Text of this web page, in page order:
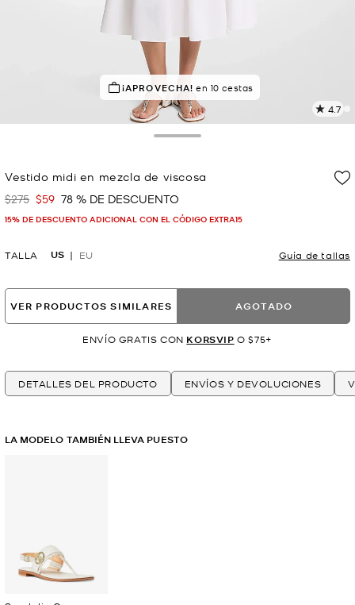
¡SOLICITADOS!7 vendidos
¡APROVECHA! en 10 cestas
4.7
Vestido midi en mezcla de viscosa
Era
$275 Ahora
$59 78 % DE DESCUENTO
15% DE DESCUENTO ADICIONAL CON EL CÓDIGO EXTRA15
TALLA US EU Guía de tallas
VER PRODUCTOS SIMILARES AGOTADO
ENVÍO GRATIS CON KORSVIP O $75+
DETALLES DEL PRODUCTO ENVÍOS Y DEVOLUCIONES
LA MODELO TAMBIÉN LLEVA PUESTO